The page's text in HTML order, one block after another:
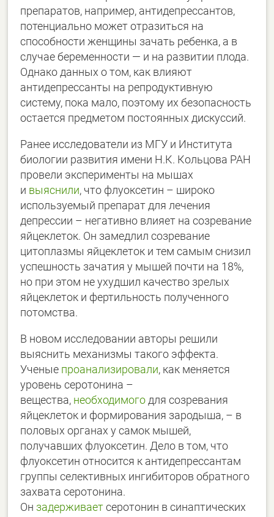
препаратов, например, антидепрессантов,
потенциально может отразиться на
способности женщины зачать ребенка, а в
случае беременности — и на развитии плода.
Однако данных о том, как влияют
антидепрессанты на репродуктивную
систему, пока мало, поэтому их безопасность
остается предметом постоянных дискуссий.
Ранее исследователи из МГУ и Института
биологии развития имени Н.К. Кольцова РАН
провели эксперименты на мышах
и выяснили, что флуоксетин – широко
используемый препарат для лечения
депрессии – негативно влияет на созревание
яйцеклеток. Он замедлил созревание
цитоплазмы яйцеклеток и тем самым снизил
успешность зачатия у мышей почти на 18%,
но при этом не ухудшил качество зрелых
яйцеклеток и фертильность полученного
потомства.
В новом исследовании авторы решили
выяснить механизмы такого эффекта.
Ученые проанализировали, как меняется
уровень серотонина –
вещества, необходимого для созревания
яйцеклеток и формирования зародыша, – в
половых органах у самок мышей,
получавших флуоксетин. Дело в том, что
флуоксетин относится к антидепрессантам
группы селективных ингибиторов обратного
захвата серотонина.
Он задерживаетсеротонин в синаптических